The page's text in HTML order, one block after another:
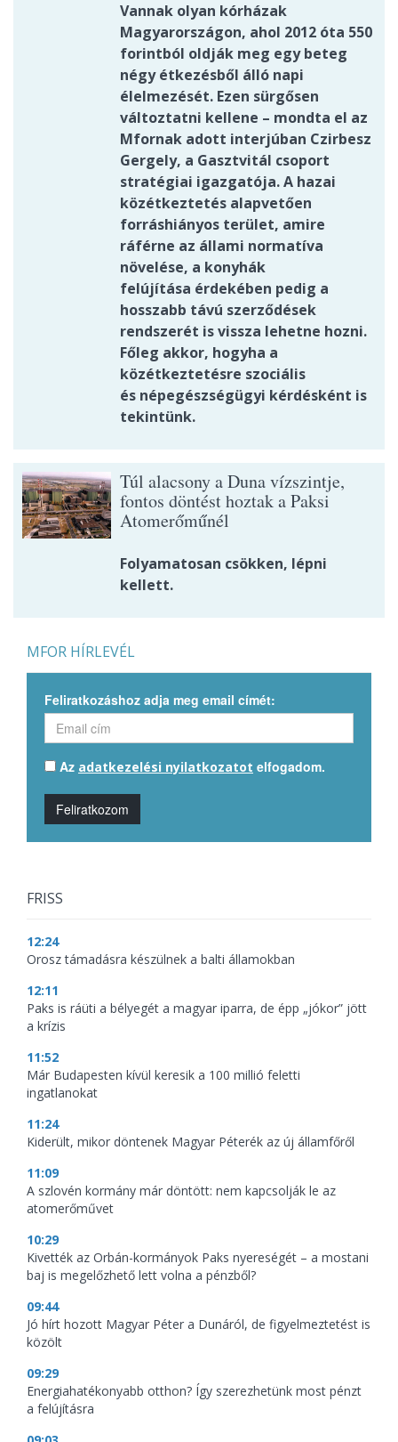
Vannak olyan kórházak
Magyarországon, ahol 2012 óta 550
forintból oldják meg egy beteg
négy étkezésből álló napi
élelmezését. Ezen sürgősen
változtatni kellene – mondta el az
Mfornak adott interjúban Czirbesz
Gergely, a Gasztvitál csoport
stratégiai igazgatója. A hazai
közétkeztetés alapvetően
forráshiányos terület, amire
ráférne az állami normatíva
növelése, a konyhák
felújítása érdekében pedig a
hosszabb távú szerződések
rendszerét is vissza lehetne hozni.
Főleg akkor, hogyha a
közétkeztetésre szociális
és népegészségügyi kérdésként is
tekintünk.
Túl alacsony a Duna vízszintje,
fontos döntést hoztak a Paksi
Atomerőműnél
Folyamatosan csökken, lépni
kellett.
MFOR HÍRLEVÉL
Feliratkozáshoz adja meg email címét:
Az adatkezelési nyilatkozatot elfogadom.
Feliratkozom
FRISS
12:24
Orosz támadásra készülnek a balti államokban
12:11
Paks is ráüti a bélyegét a magyar iparra, de épp „jókor” jött
a krízis
11:52
Már Budapesten kívül keresik a 100 millió feletti
ingatlanokat
11:24
Kiderült, mikor döntenek Magyar Péterék az új államfőről
11:09
A szlovén kormány már döntött: nem kapcsolják le az
atomerőművet
10:29
Kivették az Orbán-kormányok Paks nyereségét – a mostani
baj is megelőzhető lett volna a pénzből?
09:44
Jó hírt hozott Magyar Péter a Dunáról, de figyelmeztetést is
közölt
09:29
Energiahatékonyabb otthon? Így szerezhetünk most pénzt
a felújításra